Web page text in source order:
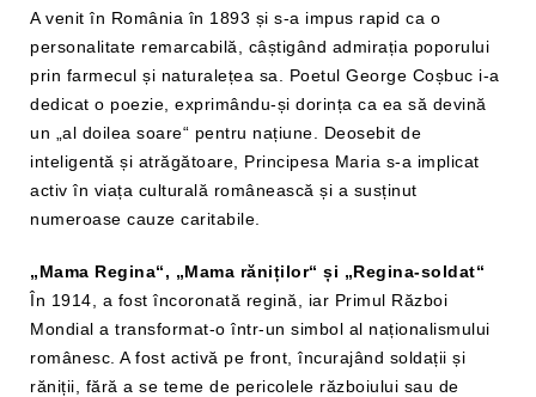
A venit în România în 1893 și s-a impus rapid ca o
personalitate remarcabilă, câștigând admirația poporului
prin farmecul și naturalețea sa. Poetul George Coșbuc i-a
dedicat o poezie, exprimându-și dorința ca ea să devină
un „al doilea soare“ pentru națiune. Deosebit de
inteligentă și atrăgătoare, Principesa Maria s-a implicat
activ în viața culturală românească și a susținut
numeroase cauze caritabile.
„Mama Regina“, „Mama răniților“ și „Regina-soldat“
În 1914, a fost încoronată regină, iar Primul Război
Mondial a transformat-o într-un simbol al naționalismului
românesc. A fost activă pe front, încurajând soldații și
răniții, fără a se teme de pericolele războiului sau de